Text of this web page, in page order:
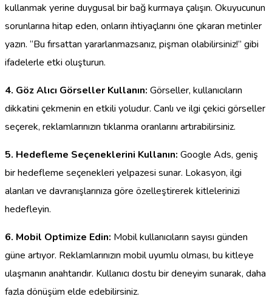
kullanmak yerine duygusal bir bağ kurmaya çalışın. Okuyucunun
sorunlarına hitap eden, onların ihtiyaçlarını öne çıkaran metinler
yazın. “Bu fırsattan yararlanmazsanız, pişman olabilirsiniz!” gibi
ifadelerle etki oluşturun.
4. Göz Alıcı Görseller Kullanın: Görseller, kullanıcıların
dikkatini çekmenin en etkili yoludur. Canlı ve ilgi çekici görseller
seçerek, reklamlarınızın tıklanma oranlarını artırabilirsiniz.
5. Hedefleme Seçeneklerini Kullanın: Google Ads, geniş
bir hedefleme seçenekleri yelpazesi sunar. Lokasyon, ilgi
alanları ve davranışlarınıza göre özelleştirerek kitlelerinizi
hedefleyin.
6. Mobil Optimize Edin: Mobil kullanıcıların sayısı günden
güne artıyor. Reklamlarınızın mobil uyumlu olması, bu kitleye
ulaşmanın anahtarıdır. Kullanıcı dostu bir deneyim sunarak, daha
fazla dönüşüm elde edebilirsiniz.